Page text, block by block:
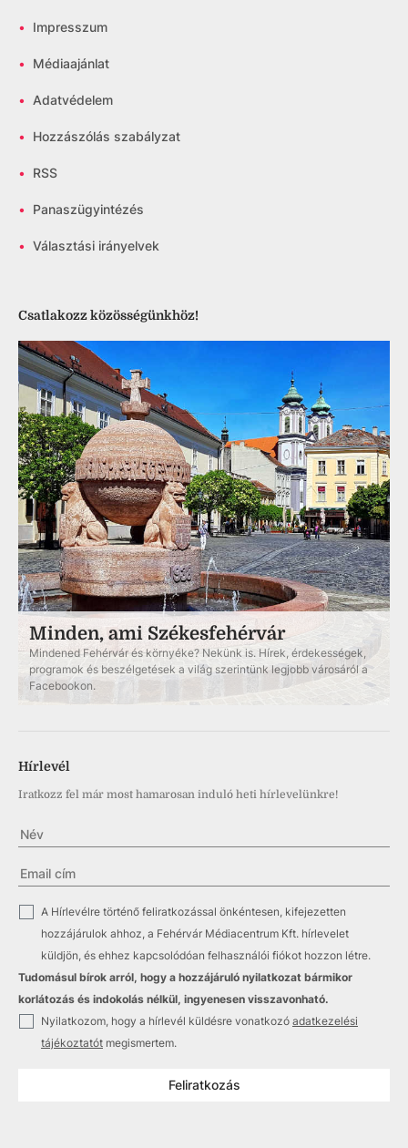
• Impresszum
• Médiaajánlat
• Adatvédelem
• Hozzászólás szabályzat
• RSS
• Panaszügyintézés
• Választási irányelvek
Csatlakozz közösségünkhöz!
Minden, ami Székesfehérvár
Mindened Fehérvár és környéke? Nekünk is. Hírek, érdekességek,
programok és beszélgetések a világ szerintünk legjobb városáról a
Facebookon.
Hírlevél
Iratkozz fel már most hamarosan induló heti hírlevelünkre!
A Hírlevélre történő feliratkozással önkéntesen, kifejezetten
hozzájárulok ahhoz, a Fehérvár Médiacentrum Kft. hírlevelet
küldjön, és ehhez kapcsolódóan felhasználói fiókot hozzon létre.
Tudomásul bírok arról, hogy a hozzájáruló nyilatkozat bármikor
korlátozás és indokolás nélkül, ingyenesen visszavonható.
Nyilatkozom, hogy a hírlevél küldésre vonatkozó adatkezelési
tájékoztatót megismertem.
Feliratkozás